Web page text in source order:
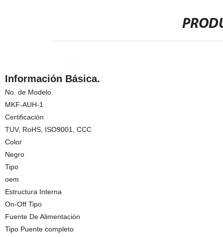
Información Básica.
No. de Modelo.
MKF-AUH-1
Certificación
TUV, RoHS, ISO9001, CCC
Color
Negro
Tipo
oem
Estructura Interna
On-Off Tipo
Fuente De Alimentación
Tipo Puente completo